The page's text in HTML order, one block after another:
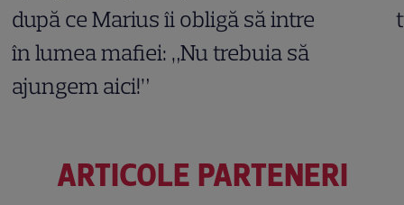
după ce Marius îi obligă să intre
în lumea mafiei: „Nu trebuia să
ajungem aici!”
ARTICOLE PARTENERI